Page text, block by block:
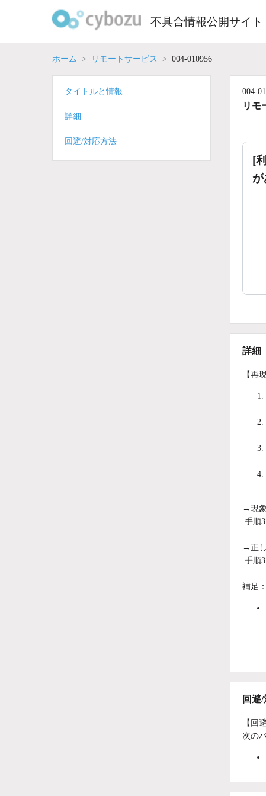
不具合情報公開サイト
ホーム リモートサービス 004-010956
004-
リモ
[
が
詳細
【再
→現象
手順
→正し
手順
補足：
回避
【回
次の
タイトルと情報
詳細
回避/対応方法